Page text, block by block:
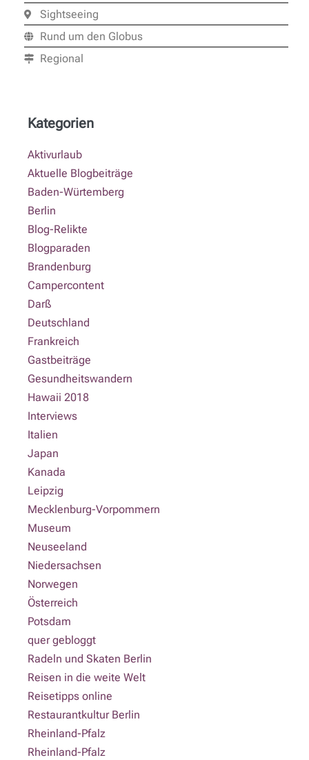
Sightseeing
Rund um den Globus
Regional
Kategorien
Aktivurlaub
Aktuelle Blogbeiträge
Baden-Würtemberg
Berlin
Blog-Relikte
Blogparaden
Brandenburg
Campercontent
Darß
Deutschland
Frankreich
Gastbeiträge
Gesundheitswandern
Hawaii 2018
Interviews
Italien
Japan
Kanada
Leipzig
Mecklenburg-Vorpommern
Museum
Neuseeland
Niedersachsen
Norwegen
Österreich
Potsdam
quer gebloggt
Radeln und Skaten Berlin
Reisen in die weite Welt
Reisetipps online
Restaurantkultur Berlin
Rheinland-Pfalz
Rheinland-Pfalz